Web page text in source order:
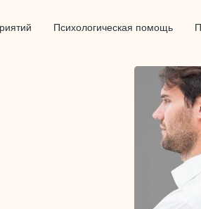
Психологическая помощь